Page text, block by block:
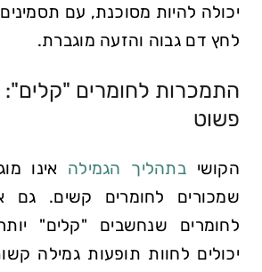
יכולה להיות מסוכנת, עם
לחץ דם גבוה והזעה מוגברת.
התמכרות לחומרים
פשוט
הקושי בתהליך הגמילה אינו
שמכורים לחומרים קשים. גם
לחומרים שנחשבים "קלים"
יכולים לחוות תופעות גמילה